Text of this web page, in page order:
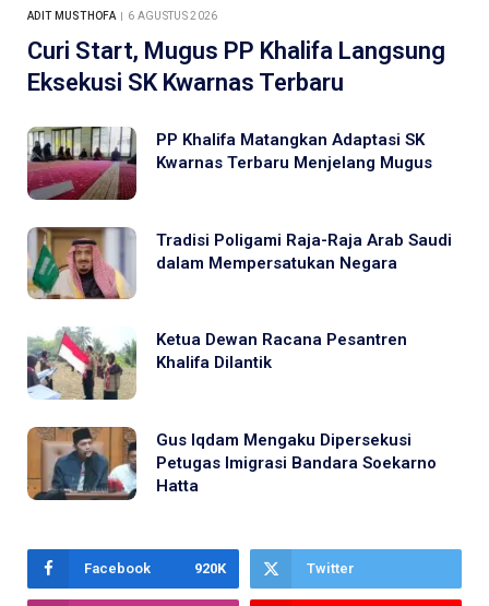
ADIT MUSTHOFA 6 AGUSTUS 2026
Curi Start, Mugus PP Khalifa Langsung
Eksekusi SK Kwarnas Terbaru
PP Khalifa Matangkan Adaptasi SK
Kwarnas Terbaru Menjelang Mugus
Tradisi Poligami Raja-Raja Arab Saudi
dalam Mempersatukan Negara
Ketua Dewan Racana Pesantren
Khalifa Dilantik
Gus Iqdam Mengaku Dipersekusi
Petugas Imigrasi Bandara Soekarno
Hatta
Facebook 920K Twitter